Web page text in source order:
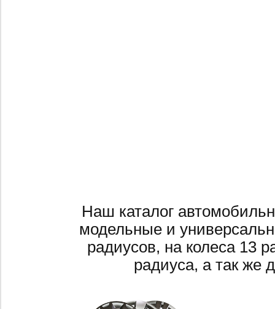
Наш каталог
модельные и
радиусов, на колеса 13
радиуса, а так же